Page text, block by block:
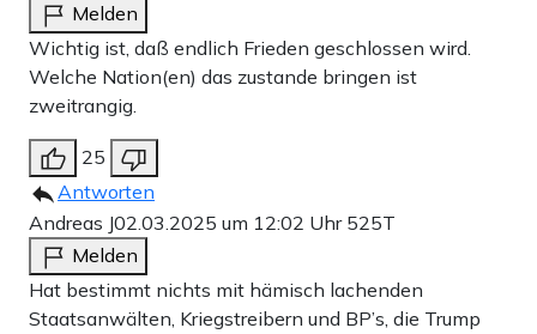
Melden
Wichtig ist, daß endlich Frieden geschlossen wird.
Welche Nation(en) das zustande bringen ist
zweitrangig.
25
Antworten
Andreas J02.03.2025 um 12:02 Uhr 525T
Melden
Hat bestimmt nichts mit hämisch lachenden
Staatsanwälten, Kriegstreibern und BP’s, die Trump